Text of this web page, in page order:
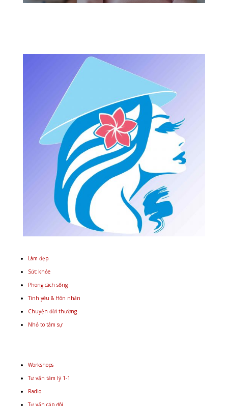
Làm đẹp
Sức khỏe
Phong cách sống
Tình yêu & Hôn nhân
Chuyện đời thường
Nhỏ to tâm sự
Workshops
Tư vấn tâm lý 1-1
Radio